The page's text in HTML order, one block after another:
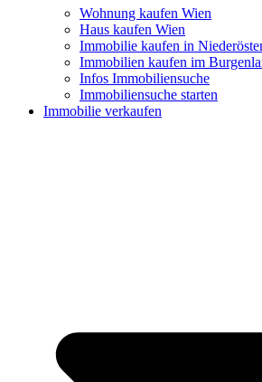
Wohnung kaufen Wien
Haus kaufen Wien
Immobilie kaufen in
Immobilien kaufen im
Infos Immobiliensuche
Immobiliensuche starten
Immobilie verkaufen